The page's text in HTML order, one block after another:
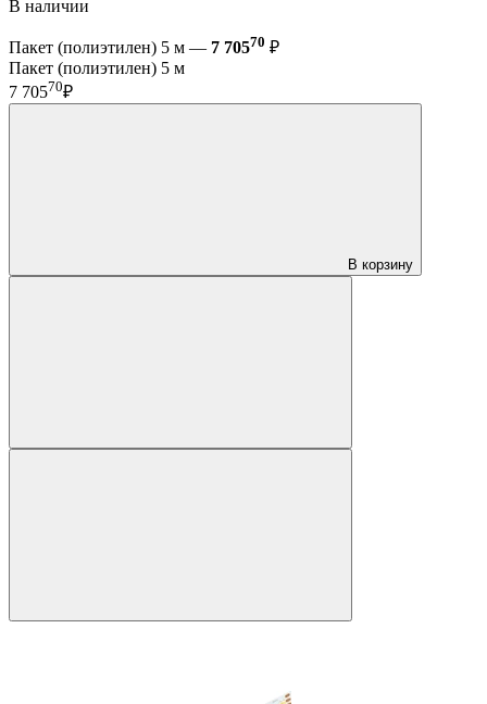
В наличии
Пакет (полиэтилен) 5 м — 7 70570 ₽
Пакет (полиэтилен) 5 м
7 70570₽
В корзину